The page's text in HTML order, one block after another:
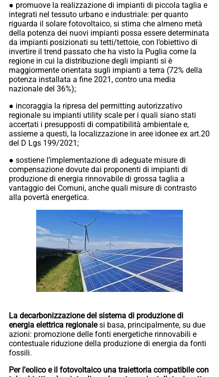
● promuove la realizzazione di impianti di piccola taglia e
integrati nel tessuto urbano e industriale: per quanto
riguarda il solare fotovoltaico, si stima che almeno metà
della potenza dei nuovi impianti possa essere determinata
da impianti posizionati su tetti/tettoie, con l’obiettivo di
invertire il trend passato che ha visto la Puglia come la
regione in cui la distribuzione degli impianti si è
maggiormente orientata sugli impianti a terra (72% della
potenza installata a fine 2021, contro una media
nazionale del 36%);
● incoraggia la ripresa del permitting autorizzativo
regionale su impianti utility scale per i quali siano stati
accertati i presupposti di compatibilità ambientale e,
assieme a questi, la localizzazione in aree idonee ex art.20
del D Lgs 199/2021;
● sostiene l’implementazione di adeguate misure di
compensazione dovute dai proponenti di impianti di
produzione di energia rinnovabile di grossa taglia a
vantaggio dei Comuni, anche quali misure di contrasto
alla povertà energetica.
La decarbonizzazione del sistema di produzione di
energia elettrica regionalesi basa, principalmente, su due
azioni: promozione delle fonti energetiche rinnovabili e
contestuale riduzione della produzione di energia da fonti
fossili.
Per l’eolico e il fotovoltaico una traiettoria compatibile con